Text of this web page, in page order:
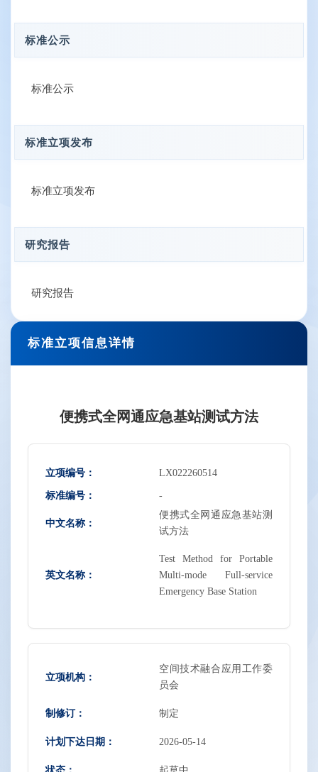
标准公示
标准公示
标准立项发布
标准立项发布
研究报告
研究报告
标准立项信息详情
便携式全网通应急基站测试方法
立项编号： LX022260514
标准编号： -
中文名称：
便携式全网通应急基站测
试方法
英文名称：
Test Method for Portable
Multi-mode Full-service
Emergency Base Station
立项机构：
空间技术融合应用工作委
员会
制修订： 制定
计划下达日期： 2026-05-14
状态： 起草中